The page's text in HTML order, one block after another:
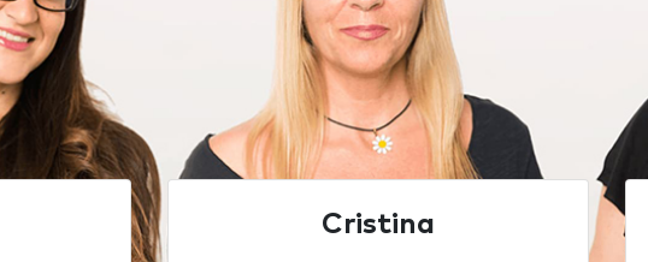
Cristina